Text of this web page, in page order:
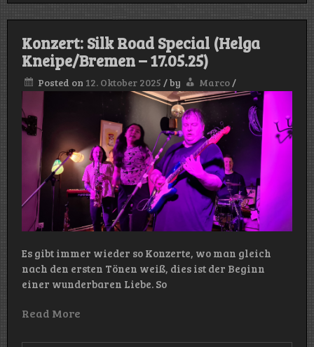
Clarke
(Helga
Konzert: Silk Road Special (Helga
Kneipe/Bremen – 17.05.25)
Posted on 12. Oktober 2025 /by Marco /
Es gibt immer wieder so Konzerte, wo man gleich
nach den ersten Tönen weiß, dies ist der Beginn
einer wunderbaren Liebe. So
Read More